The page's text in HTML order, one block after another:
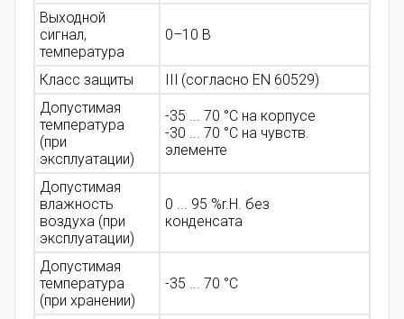
Выходной
сигнал,
температура
0–10 В
Класс защиты
III (согласно EN 60529)
Допустимая
температура
(при
эксплуатации)
-35 ... 70 °C на корпусе
-30 ... 70 °C на чувств.
элементе
Допустимая
влажность
воздуха (при
эксплуатации)
0 ... 95 %r.H. без
конденсата
Допустимая
температура
(при хранении)
-35 ... 70 °C